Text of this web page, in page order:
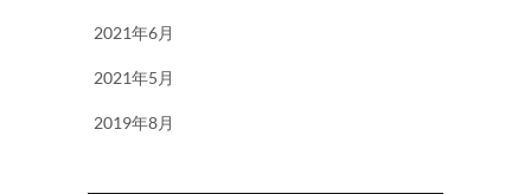
2021年6月
2021年5月
2019年8月